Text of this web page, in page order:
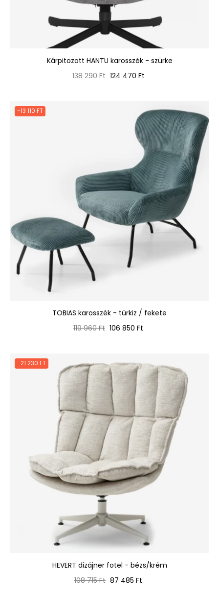
Kárpitozott HANTU karosszék - szürke
Normál
138 290 Ft Ár
124 470 Ft
-13 110 FT
TOBIAS karosszék - türkiz / fekete
Normál
119 960 Ft Ár
106 850 Ft
-21 230 FT
HEVERT dizájner fotel - bézs/krém
Normál
108 715 Ft Ár
87 485 Ft